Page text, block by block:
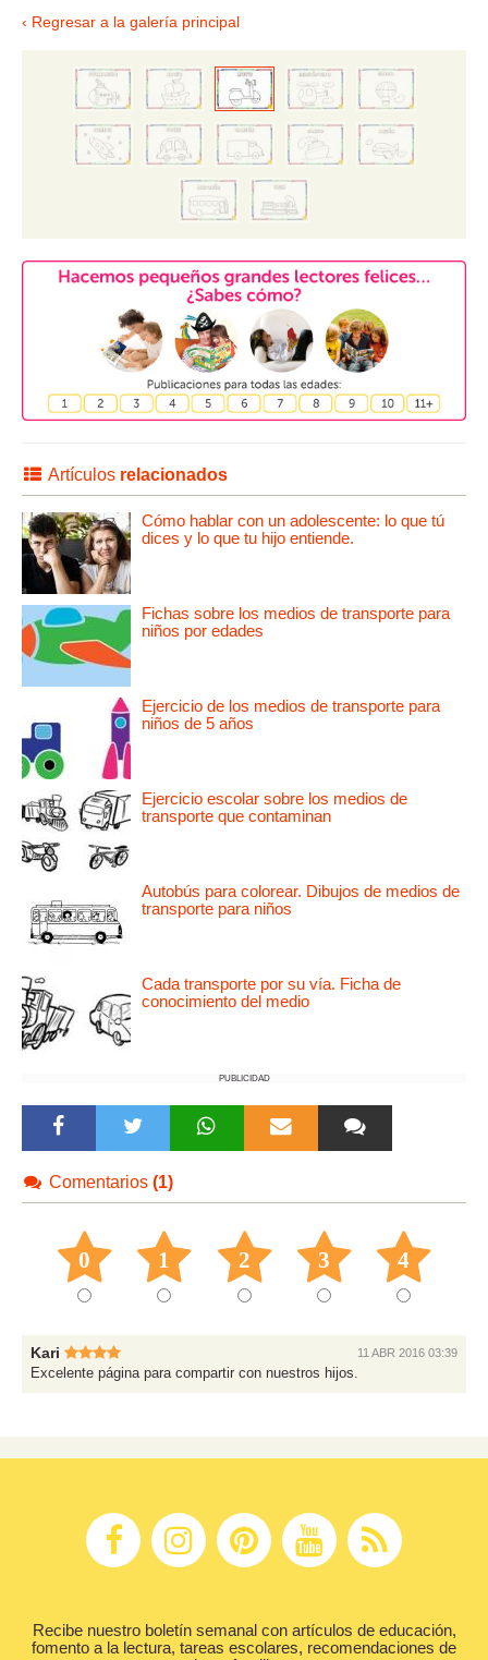
‹ Regresar a la galería principal
Artículos relacionados
Cómo hablar con un adolescente: lo que tú
dices y lo que tu hijo entiende.
Fichas sobre los medios de transporte para
niños por edades
Ejercicio de los medios de transporte para
niños de 5 años
Ejercicio escolar sobre los medios de
transporte que contaminan
Autobús para colorear. Dibujos de medios de
transporte para niños
Cada transporte por su vía. Ficha de
conocimiento del medio
PUBLICIDAD
Comentarios (1)
0 1 2 3 4
11 ABR 2016 03:39
Kari
Excelente página para compartir con nuestros hijos.
Recibe nuestro boletín semanal con artículos de educación,
fomento a la lectura, tareas escolares, recomendaciones de